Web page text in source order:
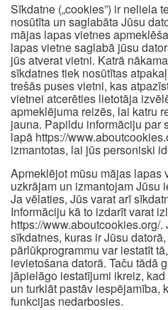
Sīkdatne („cookies”) ir neliela
nosūtīta un saglabāta Jūsu
mājas lapas vietnes
lapas vietne saglabā jūsu
jūs atverat vietni. Katrā
sīkdatnes tiek nosūtītas
trešās puses vietni, kas
vietnei atcerēties lietotāja
apmeklējuma reizēs, lai katru
jauna. Papildu informāciju par
lapā https://
izmantotas, lai jūs personiski
Apmeklējot mūsu mājas lapas
uzkrājam un izmantojam Jūsu
Ja vēlaties, Jūs varat arī
Informāciju kā to izdarīt varat
https://www.aboutcookies.org/
sīkdatnes, kuras ir Jūsu
pārlūkprogrammu var iestatīt
ievietošana datorā. Taču tādā
jāpielāgo iestatījumi ikreiz,
un turklāt pastāv iespējamība,
funkcijas nedarbosies.